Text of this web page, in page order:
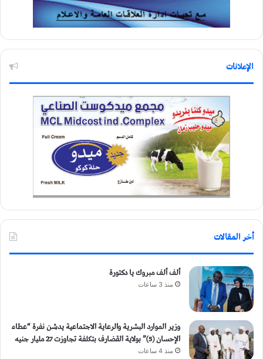
الإعلانات
أخر المقالات
ألف ألف مبروك يا دكتورة
منذ 3 ساعات
وزير الموارد البشرية والرعاية الاجتماعية يدشن نفرة “عطاء
الإحسان (5)” بولاية القضارف بتكلفة تجاوزت 27 مليار جنيه
منذ 4 ساعات